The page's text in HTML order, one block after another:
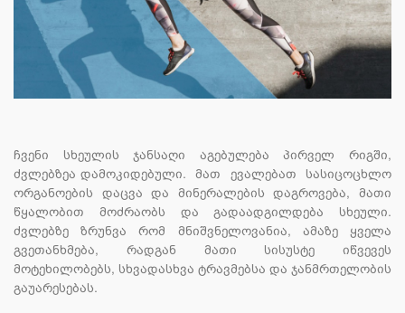
ჩვენი სხეულის ჯანსაღი აგებულება პირველ რიგში,
ძვლებზეა დამოკიდებული.
მათ ევალებათ
სასიცოცხლო
ორგანოების დაცვა და მინერალების დაგროვება, მათი
წყალობით მოძრაობს და გადაადგილდება სხეული.
ძვლებზე ზრუნვა რომ მნიშვნელოვანია, ამაზე ყველა
გვეთანხმება, რადგან მათი სისუსტე იწვევეს
მოტეხილობებს, სხვადასხვა ტრავმებსა და ჯანმრთელობის
გაუარესებას.